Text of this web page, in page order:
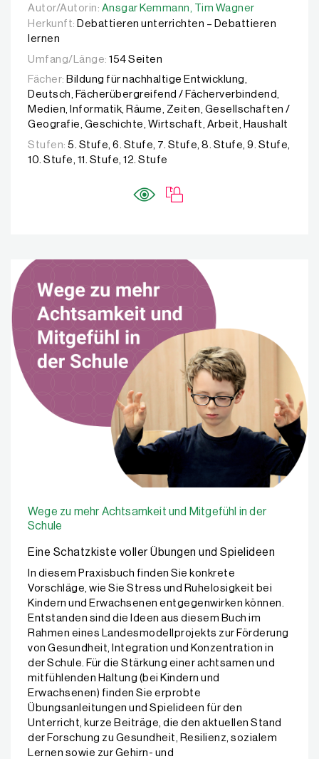
Autor/Autorin: Ansgar Kemmann, Tim Wagner
Autor/Autorin: Ansgar Kemmann,
Tim Wagner
Herkunft: Debattieren unterrichten – Debattieren
lernen
Umfang/Länge: 154 Seiten
Fächer: Bildung für nachhaltige Entwicklung,
Deutsch, Fächerübergreifend / Fächerverbindend,
Medien, Informatik, Räume, Zeiten, Gesellschaften /
Geografie, Geschichte, Wirtschaft, Arbeit, Haushalt
Stufen: 5. Stufe, 6. Stufe, 7. Stufe, 8. Stufe, 9. Stufe,
10. Stufe, 11. Stufe, 12. Stufe
Wege zu mehr Achtsamkeit und Mitgefühl in der
Schule
Eine Schatzkiste voller Übungen und Spielideen
In diesem Praxisbuch finden Sie konkrete
Vorschläge, wie Sie Stress und Ruhelosigkeit bei
Kindern und Erwachsenen entgegenwirken können.
Entstanden sind die Ideen aus diesem Buch im
Rahmen eines Landesmodellprojekts zur Förderung
von Gesundheit, Integration und Konzentration in
der Schule. Für die Stärkung einer achtsamen und
mitfühlenden Haltung (bei Kindern und
Erwachsenen) finden Sie erprobte
Übungsanleitungen und Spielideen für den
Unterricht, kurze Beiträge, die den aktuellen Stand
der Forschung zu Gesundheit, Resilienz, sozialem
Lernen sowie zur Gehirn- und